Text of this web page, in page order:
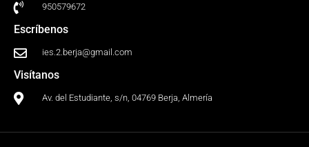
950579672
Escríbenos
ies.2.berja@gmail.com
Visítanos
Av. del Estudiante, s/n, 04769 Berja, Almería